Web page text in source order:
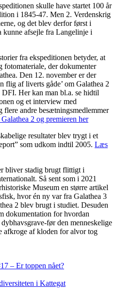
skulle have startet 100 år
i 1845-47. Men 2. Verdenskrig
og det blev derfor først i
kunne afsejle fra Langelinje i
fra ekspeditionen betyder, at
fotomateriale, der dokumenter
Den 12. november er der
flig af liverts gåde’ om Galathea 2
DFI. Her kan man bl.a. se hidtil
og et interview med
andre besætningsmedlemmer
2 og premieren her
resultater blev trygt i et
som udkom indtil 2005. Læs
bliver stadig brugt flittigt i
Så sent som i 2021
Museum en større artikel
hvor én ny var fra Galathea 3
2 blev brugt i studiet. Desuden
dokumentation for hvordan
før den menneskelige
afkroge af kloden for alvor tog
– Er toppen nået?
i Kattegat